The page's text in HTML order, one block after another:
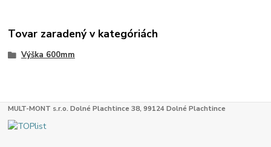
Tovar zaradený v kategóriách
Výška 600mm
MULT-MONT s.r.o. Dolné Plachtince 38, 99124 Dolné Plachtince